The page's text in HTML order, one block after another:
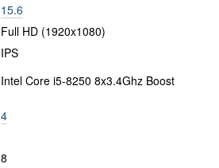
15.6
Full HD (1920x1080)
IPS
Intel Core i5-8250 8x3.4Ghz Boost
4
8